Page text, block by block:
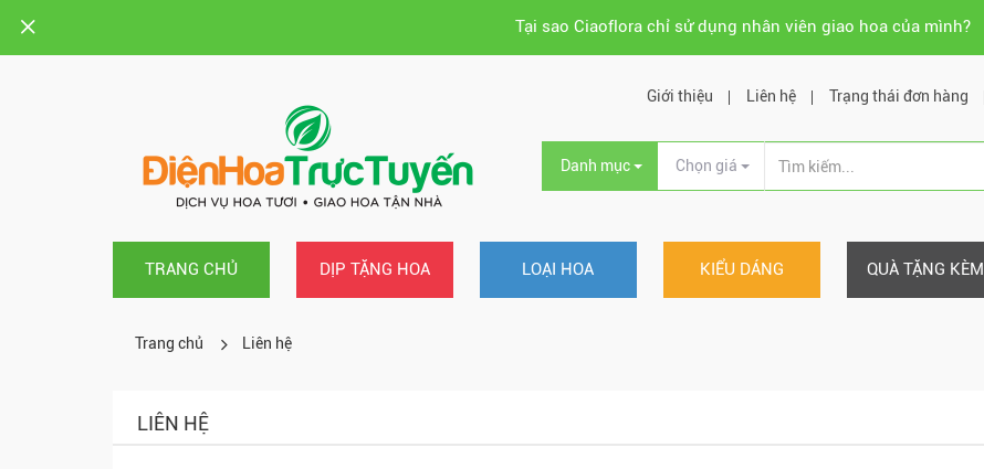
Tại sao Ciaoflora chỉ sử dụng nhân viên giao hoa của mình?
Giới thiệu Liên hệ Trạng thái đơn hàng
Danh mục Chọn giá
TRANG CHỦ DỊP TẶNG HOA LOẠI HOA KIỂU DÁNG QUÀ TẶNG KÈM
Trang chủ Liên hệ
LIÊN HỆ